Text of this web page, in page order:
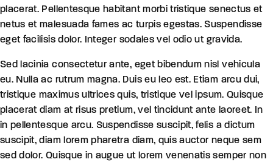
placerat. Pellentesque habitant morbi tristique senectus et
netus et malesuada fames ac turpis egestas. Suspendisse
eget facilisis dolor. Integer sodales vel odio ut gravida.
Sed lacinia consectetur ante, eget bibendum nisl vehicula
eu. Nulla ac rutrum magna. Duis eu leo est. Etiam arcu dui,
tristique maximus ultrices quis, tristique vel ipsum. Quisque
placerat diam at risus pretium, vel tincidunt ante laoreet. In
in pellentesque arcu. Suspendisse suscipit, felis a dictum
suscipit, diam lorem pharetra diam, quis auctor neque sem
sed dolor. Quisque in augue ut lorem venenatis semper non